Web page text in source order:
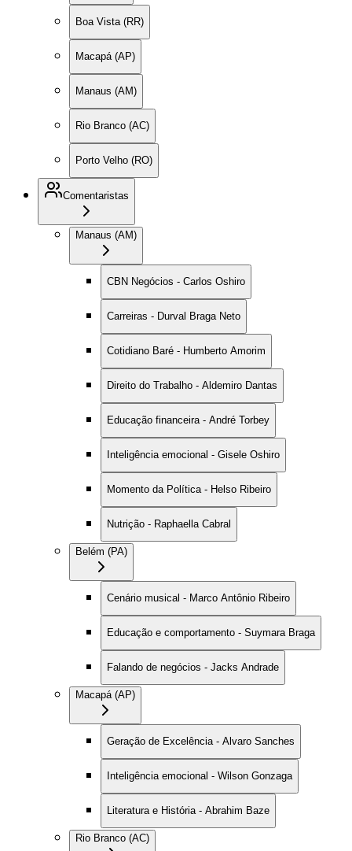
Boa Vista (RR)
Macapá (AP)
Manaus (AM)
Rio Branco (AC)
Porto Velho (RO)
Comentaristas
Manaus (AM)
CBN Negócios - Carlos Oshiro
Carreiras - Durval Braga Neto
Cotidiano Baré - Humberto Amorim
Direito do Trabalho - Aldemiro Dantas
Educação financeira - André Torbey
Inteligência emocional - Gisele Oshiro
Momento da Política - Helso Ribeiro
Nutrição - Raphaella Cabral
Belém (PA)
Cenário musical - Marco Antônio Ribeiro
Educação e comportamento - Suymara Braga
Falando de negócios - Jacks Andrade
Macapá (AP)
Geração de Excelência - Alvaro Sanches
Inteligência emocional - Wilson Gonzaga
Literatura e História - Abrahim Baze
Rio Branco (AC)